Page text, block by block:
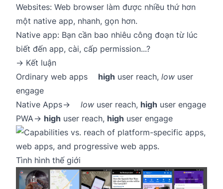
Websites: Web browser làm được nhiều thứ hơn
một native app, nhanh, gọn hơn.
Native app: Bạn cần bao nhiêu công đoạn từ lúc
biết đến app, cài, cấp permission...?
→ Kết luận
Ordinary web apps high user reach, low user
engage
Native Apps → low user reach, high user engage
PWA → high user reach, high user engage
Tình hình thế giới